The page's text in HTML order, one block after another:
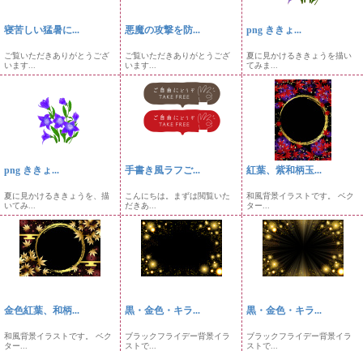
寝苦しい猛暑に...
ご覧いただきありがとうござ
います...
悪魔の攻撃を防...
ご覧いただきありがとうござ
います...
png ききょ...
夏に見かけるききょうを描い
てみま...
png ききょ...
夏に見かけるききょうを、描
いてみ...
手書き風ラフご...
こんにちは。まずは閲覧いた
だきあ...
紅葉、紫和柄玉...
和風背景イラストです。 ベク
ター...
金色紅葉、和柄...
和風背景イラストです。 ベク
ター...
黒・金色・キラ...
ブラックフライデー背景イラ
ストで...
黒・金色・キラ...
ブラックフライデー背景イラ
ストで...